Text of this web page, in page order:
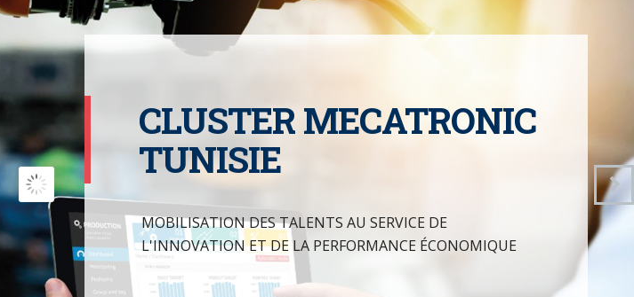
CLUSTER MECATRONIC
TUNISIE
MOBILISATION DES TALENTS AU SERVICE DE
L'INNOVATION ET DE LA PERFORMANCE ÉCONOMIQUE